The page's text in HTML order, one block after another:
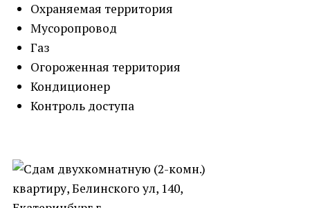
Охраняемая территория
Мусоропровод
Газ
Огороженная территория
Кондиционер
Контроль доступа